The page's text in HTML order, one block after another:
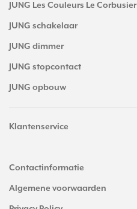
JUNG Les Couleurs Le Corbusier
JUNG schakelaar
JUNG dimmer
JUNG stopcontact
JUNG opbouw
Klantenservice
Contactinformatie
Algemene voorwaarden